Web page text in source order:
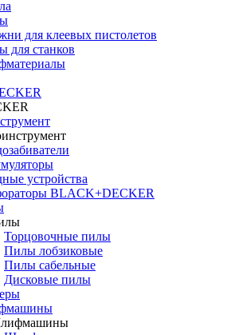
для клеевых пистолетов
для станков
устройства
BLACK+DECKER
Торцовочные пилы
Пилы лобзиковые
Пилы сабельные
Дисковые пилы